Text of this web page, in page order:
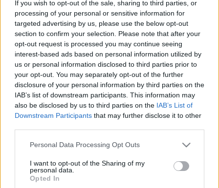
If you wish to opt-out of the sale, sharing to third parties, or
processing of your personal or sensitive information for
targeted advertising by us, please use the below opt-out
section to confirm your selection. Please note that after your
opt-out request is processed you may continue seeing
interest-based ads based on personal information utilized by
us or personal information disclosed to third parties prior to
your opt-out. You may separately opt-out of the further
disclosure of your personal information by third parties on the
IAB’s list of downstream participants. This information may
also be disclosed by us to third parties on the IAB’s List of
Downstream Participants that may further disclose it to other
Please note that this website/app uses one or more Google
not limited to your visit or usage behaviour. You may click to
grant or deny consent to Google and its third-party tags to
use your data for below specified purposes in below Google
Personal Data Processing Opt Outs
I want to opt-out of the Sharing of my
personal data.
Opted In
Στη Θεσσαλονίκη θα βρίσκεται ο πρώην πρωθυπουργός
Αλέξης Τσίπρας στις αρχές Σεπτεμβρίου καλεσμένος και
ομιλητής στοThe Fifth Thessaloniki Metropolitan Summit.
Η παρέμβαση του πρώην πρωθυπουργού στο 5ο Συνέδριο
του Economist στη Θεσσαλονίκη στις 5 Σεπτεμβρίου θα έχει
ιδιαίτερο ενδιαφέρον αφού θα προηγηθεί της καθιερωμένης
ομιλίας και συνέντευξης Τύπου του πρωθυπουργού στη
ΔΕΘ.
Ο κ. Τσίπρας θα είναι εκείνος που θα κλείσει τη διημερίδα σε